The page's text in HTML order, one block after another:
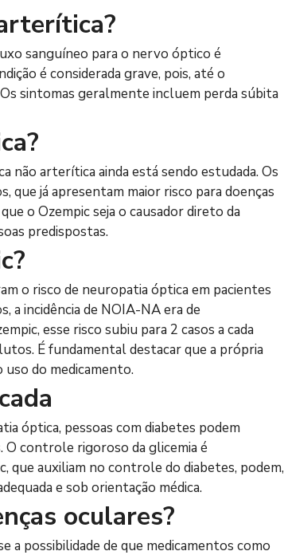
sanguíneo para o nervo óptico é
é considerada grave, pois, até o
sintomas geralmente incluem perda súbita
não arterítica ainda está sendo estudada. Os
já apresentam maior risco para doenças
o Ozempic seja o causador direto da
predispostas.
o risco de neuropatia óptica em pacientes
a incidência de NOIA-NA era de
esse risco subiu para 2 casos a cada
É fundamental destacar que a própria
do medicamento.
óptica, pessoas com diabetes podem
O controle rigoroso da glicemia é
que auxiliam no controle do diabetes, podem,
e sob orientação médica.
oculares?
a possibilidade de que medicamentos como